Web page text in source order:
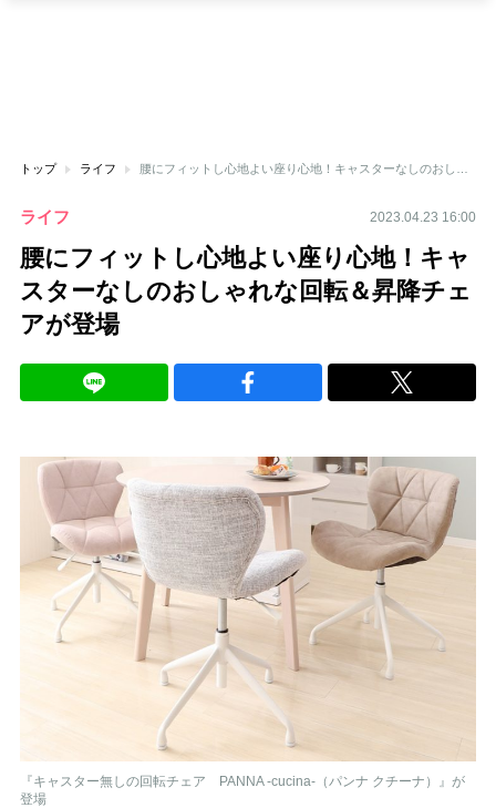
トップ ライフ
ライフ 2023.04.23 16:00
腰にフィットし心地よい座り心地！キャ
スターなしのおしゃれな回転＆昇降チェ
アが登場
『キャスター無しの回転チェア PANNA -cucina-（パンナ クチーナ）』が
登場